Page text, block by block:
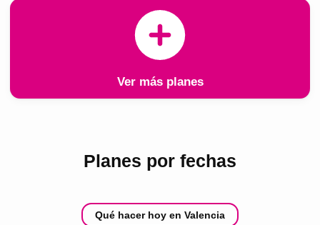
Ver más planes
Planes por fechas
Qué hacer hoy en Valencia